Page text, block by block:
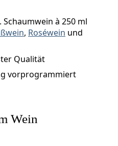
Schaumwein à 250 ml
, Roséwein und
Qualität
vorprogrammiert
Wein